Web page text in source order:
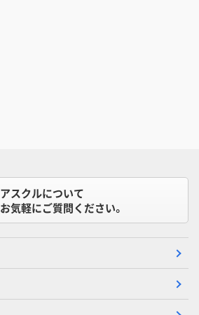
アスクルについて
お気軽にご質問ください。